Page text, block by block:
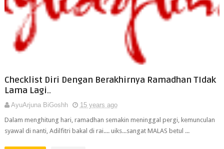
Checklist Diri Dengan Berakhirnya Ramadhan TIdak
Lama Lagi..
AyuArjuna BiGoshh
15 years ago
Dalam menghitung hari, ramadhan semakin meninggal pergi, kemunculan
syawal di nanti, Adilfitri bakal di rai.... uiks...sangat MALAS betul ...